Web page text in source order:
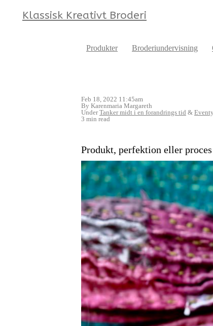
Klassisk Kreativt Broderi
Produkter Broderiundervisning
Feb 18, 2022 11:45am
By Karenmaria Margareth
UnderTanker midt i en forandrings tid &
3 min read
Produkt, perfektion eller